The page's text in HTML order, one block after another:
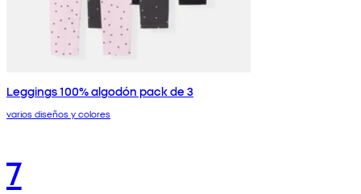
Leggings 100% algodón pack de 3
varios diseños y colores
7